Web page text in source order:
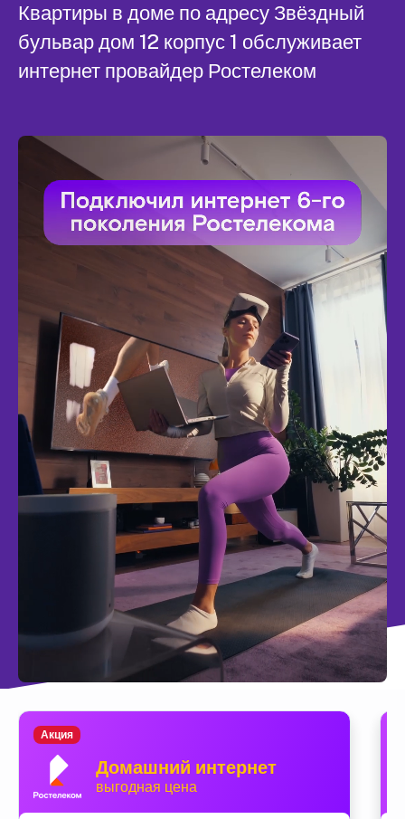
Квартиры в доме по адресу Звёздный
бульвар дом 12 корпус 1 обслуживает
интернет провайдер Ростелеком
Домашний интернет
выгодная цена
Акция